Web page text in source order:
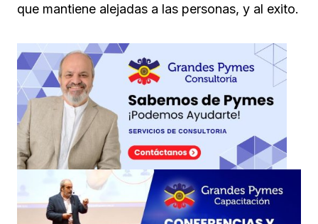
que mantiene alejadas a las personas, y al exito.